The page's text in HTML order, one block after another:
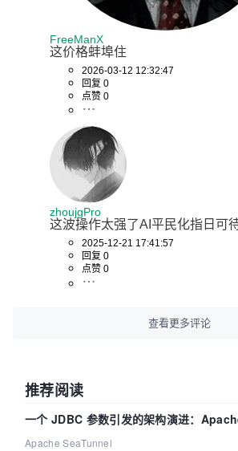
FreeManX
这价格蚌埠住
2026-03-12 12:32:47
回复 0
点赞 0
zhoujgPro
这波操作太强了AI平民化指日可
2025-12-21 17:41:57
回复 0
点赞 0
查看更多评论
推荐阅读
一个 JDBC 参数引发的架构演进：
解决数据同步中的“定时 Flush”难题
Apache SeaTunnel